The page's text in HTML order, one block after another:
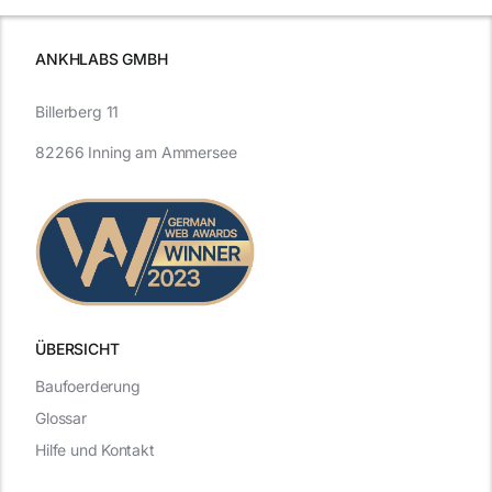
ANKHLABS GMBH
ÜBERSICHT
Billerberg 11
82266 Inning am Ammersee
Baufoerderung
Glossar
Hilfe und Kontakt